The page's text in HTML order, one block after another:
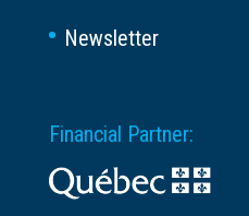
Newsletter
Financial Partner: